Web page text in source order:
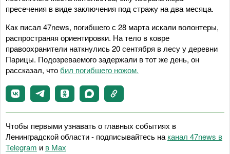
пресечения в виде заключения под стражу на два месяца.
Как писал 47news, погибшего с 28 марта искали волонтеры,
распространяя ориентировки. На тело в ковре
правоохранители наткнулись 20 сентября в лесу у деревни
Парицы. Подозреваемого задержали в тот же день, он
рассказал, чтобил погибшего ножом.
Чтобы первыми узнавать о главных событиях в
Ленинградской области - подписывайтесь на канал 47news в
Telegram и в Maх